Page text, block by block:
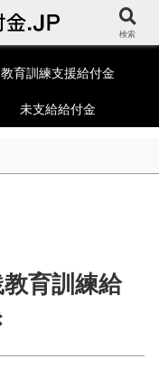
練給付制度総合ポータルサイト
教育訓練支援給付金
未支給給付金
育訓練給
検索